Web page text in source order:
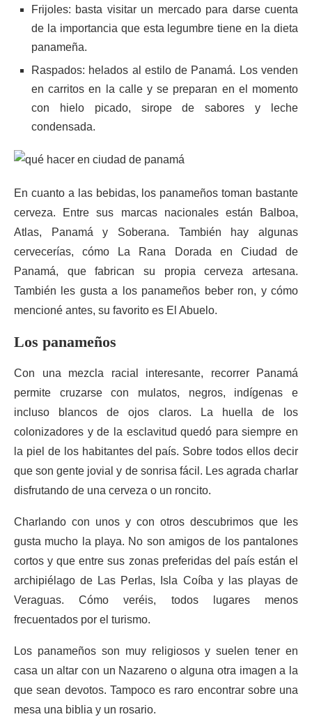
Frijoles: basta visitar un mercado para darse cuenta
de la importancia que esta legumbre tiene en la dieta
panameña.
Raspados: helados al estilo de Panamá. Los venden
en carritos en la calle y se preparan en el momento
con hielo picado, sirope de sabores y leche
condensada.
En cuanto a las bebidas, los panameños toman bastante
cerveza. Entre sus marcas nacionales están Balboa,
Atlas, Panamá y Soberana. También hay algunas
cervecerías, cómo La Rana Dorada en Ciudad de
Panamá, que fabrican su propia cerveza artesana.
También les gusta a los panameños beber ron, y cómo
mencioné antes, su favorito es El Abuelo.
Los panameños
Con una mezcla racial interesante, recorrer Panamá
permite cruzarse con mulatos, negros, indígenas e
incluso blancos de ojos claros. La huella de los
colonizadores y de la esclavitud quedó para siempre en
la piel de los habitantes del país. Sobre todos ellos decir
que son gente jovial y de sonrisa fácil. Les agrada charlar
disfrutando de una cerveza o un roncito.
Charlando con unos y con otros descubrimos que les
gusta mucho la playa. No son amigos de los pantalones
cortos y que entre sus zonas preferidas del país están el
archipiélago de Las Perlas, Isla Coíba y las playas de
Veraguas. Cómo veréis, todos lugares menos
frecuentados por el turismo.
Los panameños son muy religiosos y suelen tener en
casa un altar con un Nazareno o alguna otra imagen a la
que sean devotos. Tampoco es raro encontrar sobre una
mesa una biblia y un rosario.